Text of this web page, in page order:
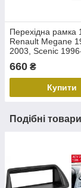
Перехідна рамка
Renault Megane
2003, Scenic
660 ₴
Купити
Подібні